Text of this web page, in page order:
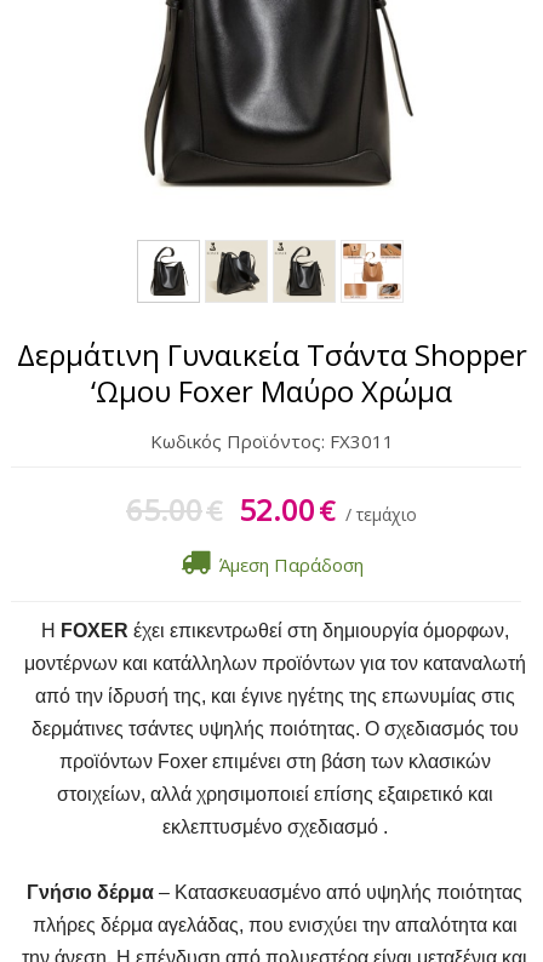
Γυναικεία Περιποίηση
Δερμάτινη Γυναικεία Τσάντα Shopper
‘Ωμου Foxer Μαύρο Χρώμα
Κωδικός Προϊόντος: FX3011
65.00€ 52.00€ / τεμάχιο
Άμεση Παράδοση
Η FOXER έχει επικεντρωθεί στη δημιουργία όμορφων,
μοντέρνων και κατάλληλων προϊόντων για τον καταναλωτή
από την ίδρυσή της, και έγινε ηγέτης της επωνυμίας στις
δερμάτινες τσάντες υψηλής ποιότητας. Ο σχεδιασμός του
προϊόντων Foxer επιμένει στη βάση των κλασικών
στοιχείων, αλλά χρησιμοποιεί επίσης εξαιρετικό και
εκλεπτυσμένο σχεδιασμό .
Γνήσιο δέρμα – Κατασκευασμένο από υψηλής ποιότητας
πλήρες δέρμα αγελάδας, που ενισχύει την απαλότητα και